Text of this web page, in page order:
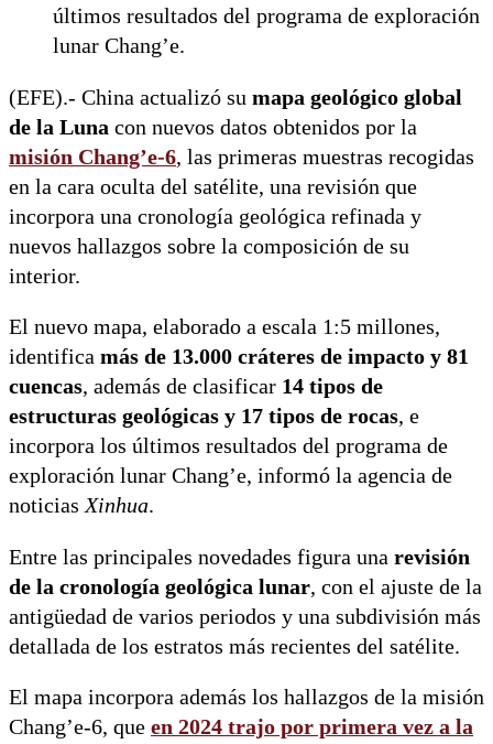
últimos resultados del programa de exploración
lunar Chang’e.
(EFE).- China actualizó su mapa geológico global
de la Luna con nuevos datos obtenidos por la
misión Chang’e-6, las primeras muestras recogidas
en la cara oculta del satélite, una revisión que
incorpora una cronología geológica refinada y
nuevos hallazgos sobre la composición de su
interior.
El nuevo mapa, elaborado a escala 1:5 millones,
identifica más de 13.000 cráteres de impacto y 81
cuencas, además de clasificar 14 tipos de
estructuras geológicas y 17 tipos de rocas, e
incorpora los últimos resultados del programa de
exploración lunar Chang’e, informó la agencia de
noticias Xinhua.
Entre las principales novedades figura una revisión
de la cronología geológica lunar, con el ajuste de la
antigüedad de varios periodos y una subdivisión más
detallada de los estratos más recientes del satélite.
El mapa incorpora además los hallazgos de la misión
Chang’e-6, que en 2024 trajo por primera vez a la